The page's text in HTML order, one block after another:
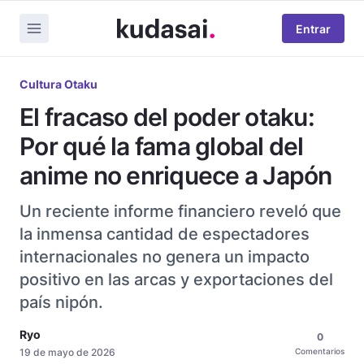
Entrar
Cultura Otaku
El fracaso del poder otaku:
Por qué la fama global del
anime no enriquece a Japón
Un reciente informe financiero reveló que
la inmensa cantidad de espectadores
internacionales no genera un impacto
positivo en las arcas y exportaciones del
país nipón.
Ryo
19 de mayo de 2026
0
Comentarios